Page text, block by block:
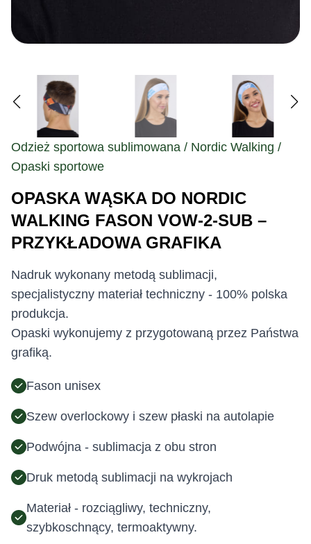
Odzież sportowa sublimowana / Nordic Walking /
Opaski sportowe
OPASKA WĄSKA DO NORDIC
WALKING FASON VOW-2-SUB –
PRZYKŁADOWA GRAFIKA
Nadruk wykonany metodą sublimacji,
specjalistyczny materiał techniczny - 100% polska
produkcja.
Opaski wykonujemy z przygotowaną przez Państwa
grafiką.
Fason unisex
Szew overlockowy i szew płaski na autolapie
Podwójna - sublimacja z obu stron
Druk metodą sublimacji na wykrojach
Materiał - rozciągliwy, techniczny,
szybkoschnący, termoaktywny.